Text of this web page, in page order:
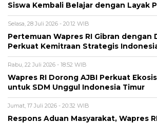
Siswa Kembali Belajar dengan Layak
Selasa, 28 Juli 2026 - 20:12 WIB
Pertemuan Wapres RI Gibran dengan
Perkuat Kemitraan Strategis
Rabu, 22 Juli 2026 - 18:52 WIB
Wapres RI Dorong AJBI Perkuat
untuk SDM Unggul Indonesia Timur
Jumat, 17 Juli 2026 - 20:32 WIB
Respons Aduan Masyarakat, Wapres